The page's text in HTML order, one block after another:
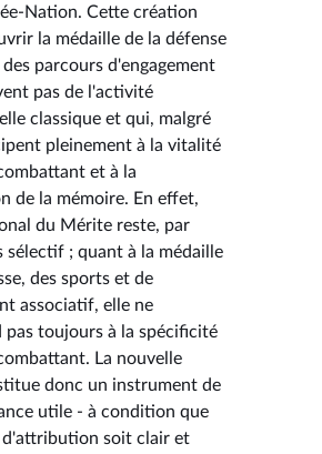
Nation. Cette création
la médaille de la défense
parcours d'engagement
pas de l'activité
classique et qui, malgré
pleinement à la vitalité
et à la
de la mémoire. En effet,
du Mérite reste, par
sélectif ; quant à la médaille
des sports et de
associatif, elle ne
pas toujours à la spécificité
La nouvelle
donc un instrument de
utile - à condition que
d'attribution soit clair et